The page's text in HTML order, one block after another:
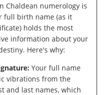
Chaldean numerology is
full birth name (as it
holds the most
information about your
Here's why:
Your full name
vibrations from the
and last names, which